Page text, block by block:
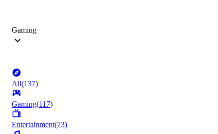
Gaming
All(137)
Gaming(117)
Entertainment(73)